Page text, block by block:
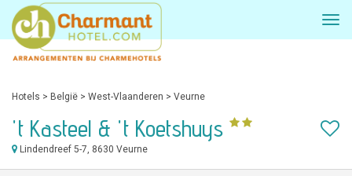
Hotels > België > West-Vlaanderen > Veurne
't Kasteel & 't Koetshuys
Lindendreef 5-7, 8630 Veurne